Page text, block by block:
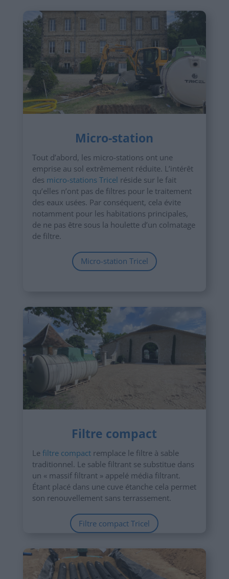
Micro-station
Tout d’abord, les micro-stations ont une
emprise au sol extrêmement réduite. L’intérêt
des micro-stations Tricel réside sur le fait
qu’elles n’ont pas de filtres pour le traitement
des eaux usées. Par conséquent, cela évite
notamment pour les habitations principales,
de ne pas être sous la houlette d’un colmatage
de filtre.
Micro-station Tricel
Filtre compact
Le filtre compactremplace le filtre à sable
traditionnel. Le sable filtrant se substitue dans
un « massif filtrant » appelé média filtrant.
Étant placé dans une cuve étanche cela permet
son renouvellement sans terrassement.
Filtre compact Tricel